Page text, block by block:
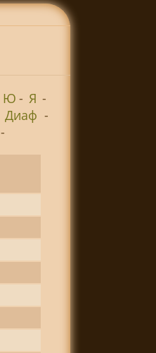
Ю- Я -
Диаф -
-